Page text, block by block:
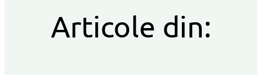
Articole din: